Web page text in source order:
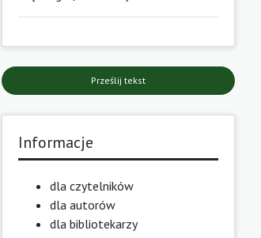
Prześlij tekst
Informacje
dla czytelników
dla autorów
dla bibliotekarzy